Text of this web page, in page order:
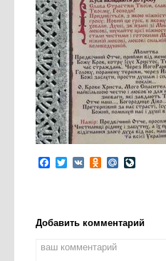
Facebook
Twitter
VK Mail.Ru
Добавить комментарий